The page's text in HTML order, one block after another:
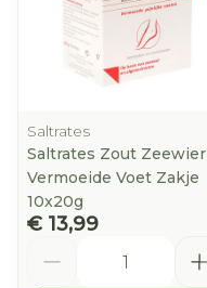
Saltrates
Saltrates Zout Zeewier
Vermoeide Voet Zakje
10x20g
€ 13,99